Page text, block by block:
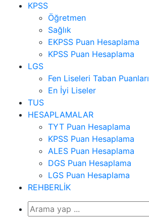
KPSS
Öğretmen
Sağlık
EKPSS Puan Hesaplama
KPSS Puan Hesaplama
LGS
Fen Liseleri Taban Puanları
En İyi Liseler
TUS
HESAPLAMALAR
TYT Puan Hesaplama
KPSS Puan Hesaplama
ALES Puan Hesaplama
DGS Puan Hesaplama
LGS Puan Hesaplama
REHBERLİK